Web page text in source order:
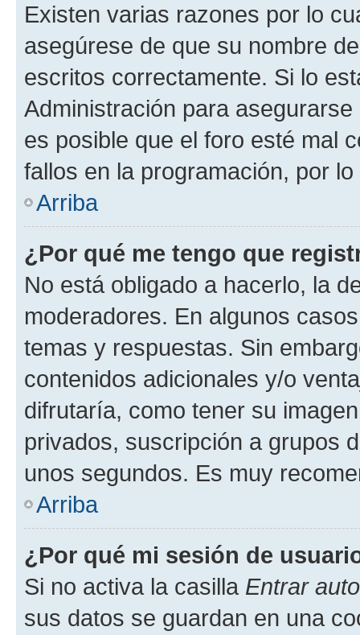
Existen varias razones por lo
asegúrese de que su nombre
escritos correctamente. Si lo
Administración para
es posible que el foro esté mal
fallos en la programación, por
Arriba
¿Por qué me tengo que
No está obligado a hacerlo, la
moderadores. En algunos
temas y respuestas. Sin
contenidos adicionales y/o
difrutaría, como tener su
privados, suscripción a grupos
unos segundos. Es muy
Arriba
¿Por qué mi sesión de
Si no activa la casilla Entrar
sus datos se guardan en una